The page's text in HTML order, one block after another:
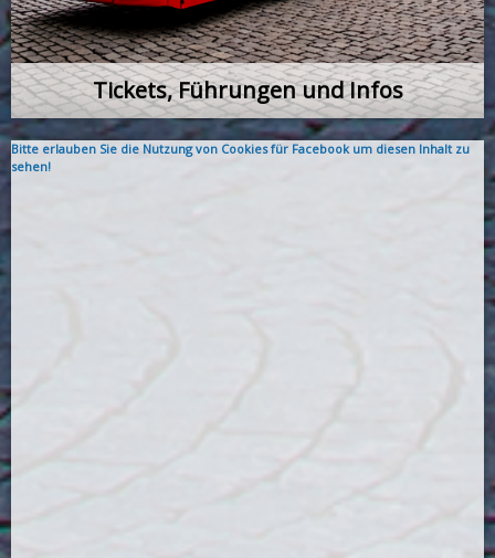
Tickets, Führungen und Infos
Bitte erlauben Sie die Nutzung von Cookies für Facebook um diesen Inhalt zu
sehen!